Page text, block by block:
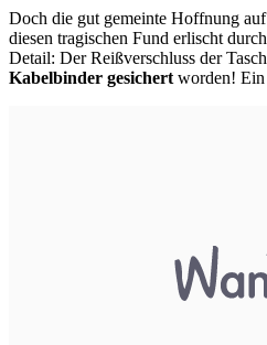
Doch die gut gemeinte Hoffnung
diesen tragischen Fund erlischt
Detail: Der Reißverschluss der
Kabelbinder gesichert worden!